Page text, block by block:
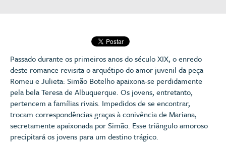
Passado durante os primeiros anos do século XIX, o enredo
deste romance revisita o arquétipo do amor juvenil da peça
Romeu e Julieta: Simão Botelho apaixona-se perdidamente
pela bela Teresa de Albuquerque. Os jovens, entretanto,
pertencem a famílias rivais. Impedidos de se encontrar,
trocam correspondências graças à conivência de Mariana,
secretamente apaixonada por Simão. Esse triângulo amoroso
precipitará os jovens para um destino trágico.